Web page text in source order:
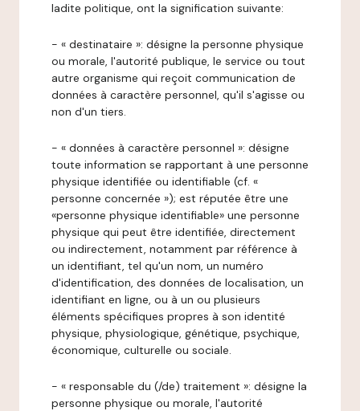
ladite politique, ont la signification suivante:
- « destinataire »: désigne la personne physique
ou morale, l'autorité publique, le service ou tout
autre organisme qui reçoit communication de
données à caractère personnel, qu'il s'agisse ou
non d'un tiers.
- « données à caractère personnel »: désigne
toute information se rapportant à une personne
physique identifiée ou identifiable (cf. «
personne concernée »); est réputée être une
«personne physique identifiable» une personne
physique qui peut être identifiée, directement
ou indirectement, notamment par référence à
un identifiant, tel qu'un nom, un numéro
d'identification, des données de localisation, un
identifiant en ligne, ou à un ou plusieurs
éléments spécifiques propres à son identité
physique, physiologique, génétique, psychique,
économique, culturelle ou sociale.
- « responsable du (/de) traitement »: désigne la
personne physique ou morale, l'autorité